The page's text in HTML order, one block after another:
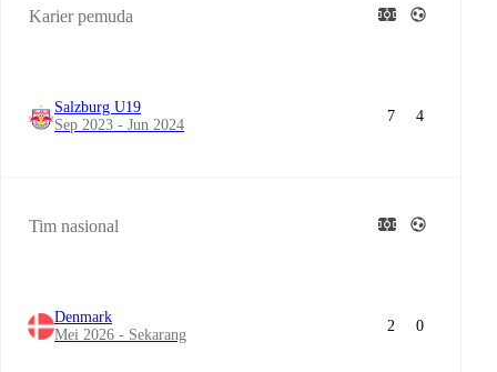
Karier pemuda
Salzburg U19
Sep 2023 - Jun 2024
7 4
Tim nasional
Denmark
Mei 2026 - Sekarang
2 0